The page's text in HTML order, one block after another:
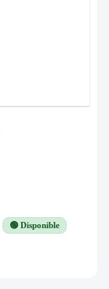
🟢 Disponible